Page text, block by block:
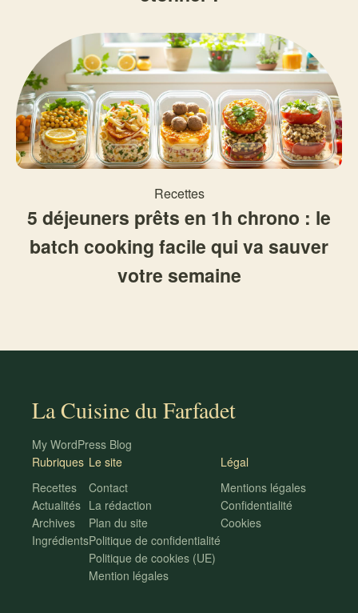
Recettes
5 déjeuners prêts en 1h chrono : le
batch cooking facile qui va sauver
votre semaine
La Cuisine du Farfadet
My WordPress Blog
Rubriques
Recettes
Actualités
Archives
Ingrédients
Le site
Contact
La rédaction
Plan du site
Politique de confidentialité
Politique de cookies (UE)
Mention légales
Légal
Mentions légales
Confidentialité
Cookies